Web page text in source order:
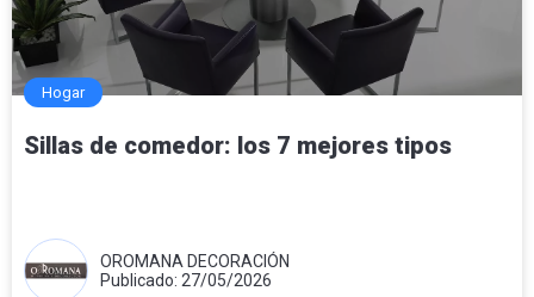
Hogar
Sillas de comedor: los 7 mejores tipos
OROMANA DECORACIÓN
Publicado: 27/05/2026